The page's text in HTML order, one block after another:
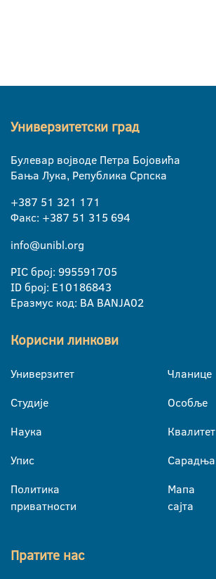
Универзитетски град
Булевар војводе Петра Бојовића
Бања Лука, Република Српска
+387 51 321 171
Факс: +387 51 315 694
info@unibl.org
PIC број: 995591705
ID број: E10186843
Еразмус код: BA BANJA02
Корисни линкови
Универзитет
Студије
Наука
Упис
Политика
приватности
Чланице
Особље
Квалитет
Сарадња
Мапа
сајта
Пратите нас